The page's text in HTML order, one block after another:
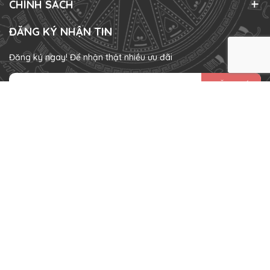
CHÍNH SÁCH
ĐĂNG KÝ NHẬN TIN
Đăng ký ngay! Để nhận thật nhiều ưu đãi
ĐĂNG KÝ